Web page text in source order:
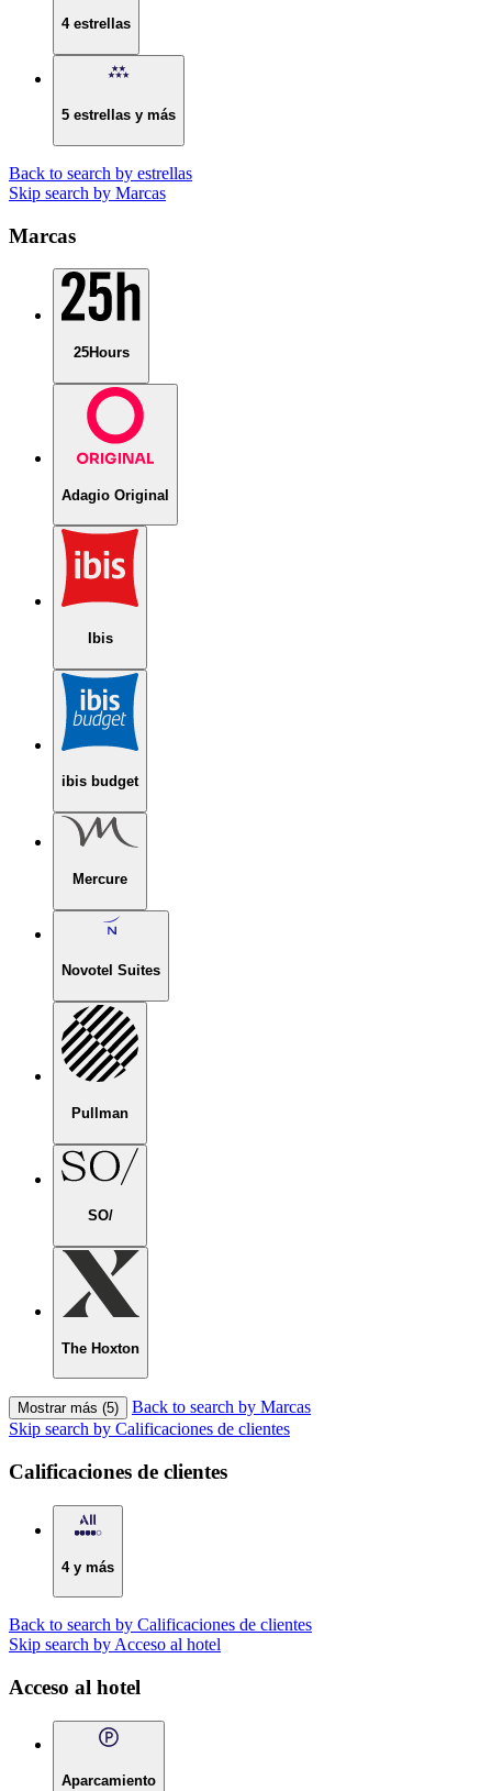
4 estrellas
5 estrellas y más
Back to search by estrellas
Skip search by Marcas
Marcas
25Hours
Adagio Original
Ibis
ibis budget
Mercure
Novotel Suites
Pullman
SO/
The Hoxton
Mostrar más (5)
Back to search by Marcas
Skip search by Calificaciones de clientes
Calificaciones de clientes
4 y más
Back to search by Calificaciones de clientes
Skip search by Acceso al hotel
Acceso al hotel
Aparcamiento